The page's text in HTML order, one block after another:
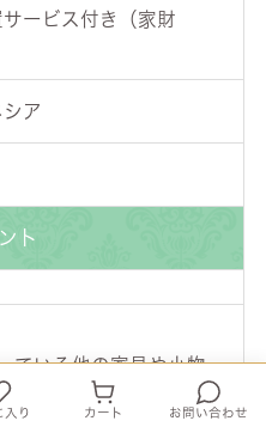
サービス付き（家財
ア
ト
ている他の家具や小物
いますが、撮影時の光
入り カート お問い合わせ